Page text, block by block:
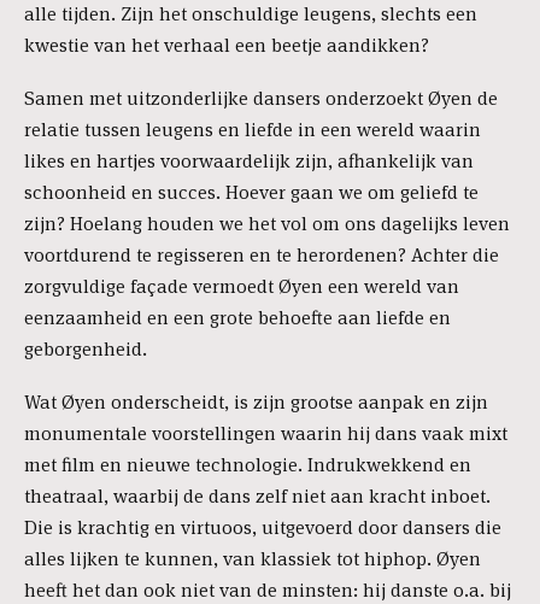
alle tijden. Zijn het onschuldige leugens, slechts een
kwestie van het verhaal een beetje aandikken?
Samen met uitzonderlijke dansers onderzoekt Øyen de
relatie tussen leugens en liefde in een wereld waarin
likes en hartjes voorwaardelijk zijn, afhankelijk van
schoonheid en succes. Hoever gaan we om geliefd te
zijn? Hoelang houden we het vol om ons dagelijks leven
voortdurend te regisseren en te herordenen? Achter die
zorgvuldige façade vermoedt Øyen een wereld van
eenzaamheid en een grote behoefte aan liefde en
geborgenheid.
Wat Øyen onderscheidt, is zijn grootse aanpak en zijn
monumentale voorstellingen waarin hij dans vaak mixt
met film en nieuwe technologie. Indrukwekkend en
theatraal, waarbij de dans zelf niet aan kracht inboet.
Die is krachtig en virtuoos, uitgevoerd door dansers die
alles lijken te kunnen, van klassiek tot hiphop. Øyen
heeft het dan ook niet van de minsten: hij danste o.a. bij